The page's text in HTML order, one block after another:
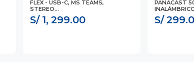
FLEX - USB-C, MS TEAMS,
STEREO...
S/ 1, 299.00
PANACAST
S/